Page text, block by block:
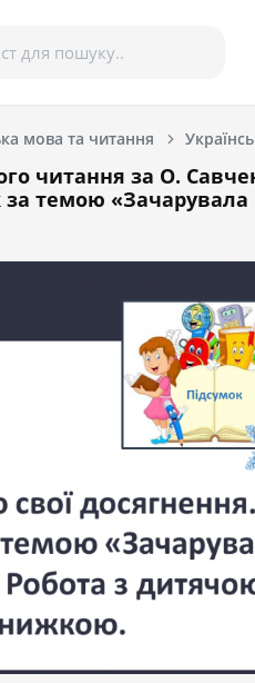
мова та читання
читання за О.
за темою «Зачарувала